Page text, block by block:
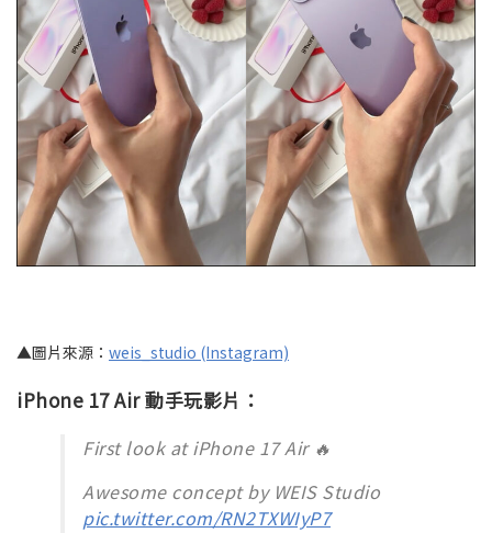
▲圖片來源： weis_studio (Instagram)
iPhone 17 Air 動手玩影片：
First look at iPhone 17 Air 🔥
Awesome concept by WEIS Studio
pic.twitter.com/RN2TXWIyP7